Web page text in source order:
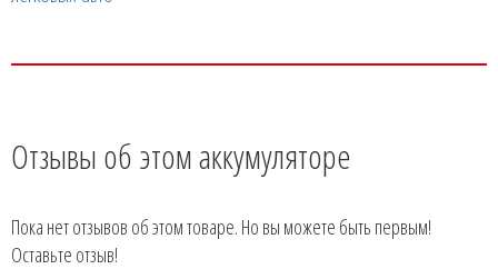
Отзывы об этом аккумуляторе
Пока нет отзывов об этом товаре. Но вы можете быть первым!
Оставьте отзыв!